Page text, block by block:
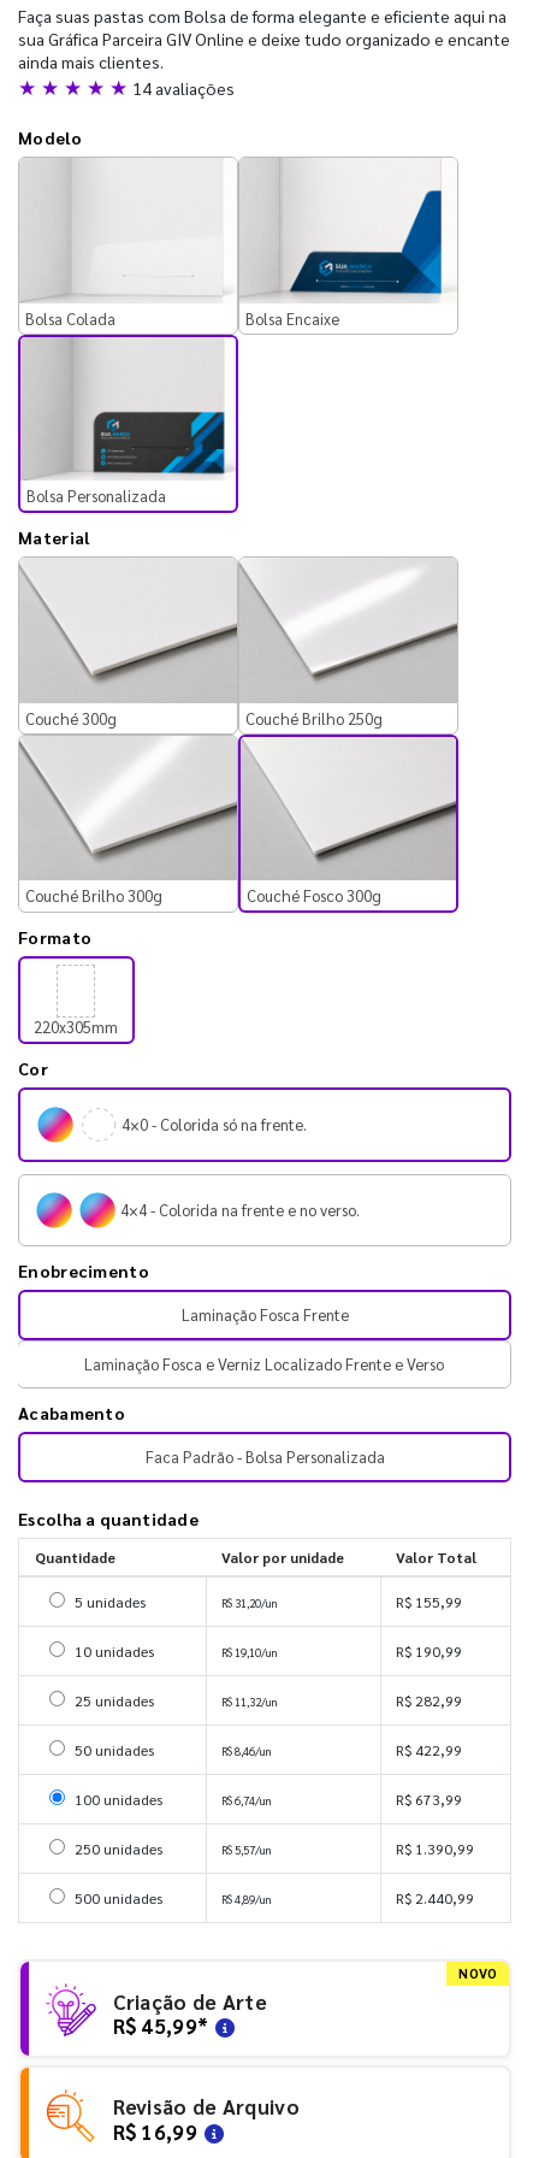
Faça suas pastas com Bolsa de forma elegante e eficiente aqui na
sua Gráfica Parceira GIV Online e deixe tudo organizado e encante
ainda mais clientes.
★ ★ ★ ★ ★ 14 avaliações
Modelo
Bolsa Colada Bolsa Encaixe
Bolsa Personalizada
Material
Couché 300g Couché Brilho 250g
Couché Brilho 300g Couché Fosco 300g
Formato
220x305mm
Cor
4×0 - Colorida só na frente.
4×4 - Colorida na frente e no verso.
Enobrecimento
Laminação Fosca Frente
Laminação Fosca e Verniz Localizado Frente e Verso
Acabamento
Faca Padrão - Bolsa Personalizada
Escolha a quantidade
Quantidade Valor por unidade Valor Total
Selecionar 5 unidades
5 unidades R$ 31,20/un R$ 155,99
Selecionar 10 unidades
10 unidades R$ 19,10/un R$ 190,99
Selecionar 25 unidades
25 unidades R$ 11,32/un R$ 282,99
Selecionar 50 unidades
50 unidades R$ 8,46/un R$ 422,99
Selecionar 100 unidades
100 unidades R$ 6,74/un R$ 673,99
Selecionar 250 unidades
250 unidades R$ 5,57/un R$ 1.390,99
Selecionar 500 unidades
500 unidades R$ 4,89/un R$ 2.440,99
NOVO
Criação de Arte
R$ 45,99*
Revisão de Arquivo
R$ 16,99